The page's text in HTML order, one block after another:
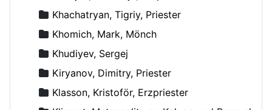
Khachatryan, Tigriy, Priester
Khomich, Mark, Mönch
Khudiyev, Sergej
Kiryanov, Dimitry, Priester
Klasson, Kristoför, Erzpriester